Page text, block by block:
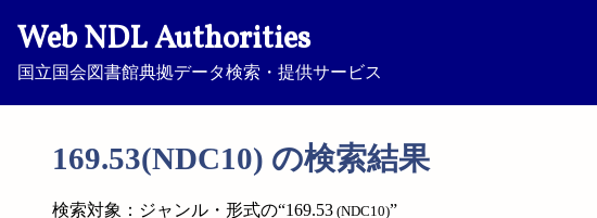
Web NDL Authorities
国立国会図書館典拠データ検索・提供サービス
169.53(NDC10) の検索結果
検索対象：ジャンル・形式の“169.53 (NDC10)”